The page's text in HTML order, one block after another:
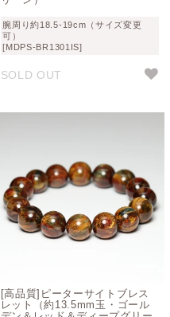
腕周り約18.5-19cm（サイズ変更
可）
[MDPS-BR1301IS]
SOLD OUT
[高品質]ピーターサイトブレス
レット（約13.5mm玉・ゴール